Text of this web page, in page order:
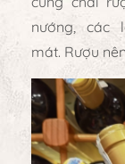
nướng,
mát. Rượu